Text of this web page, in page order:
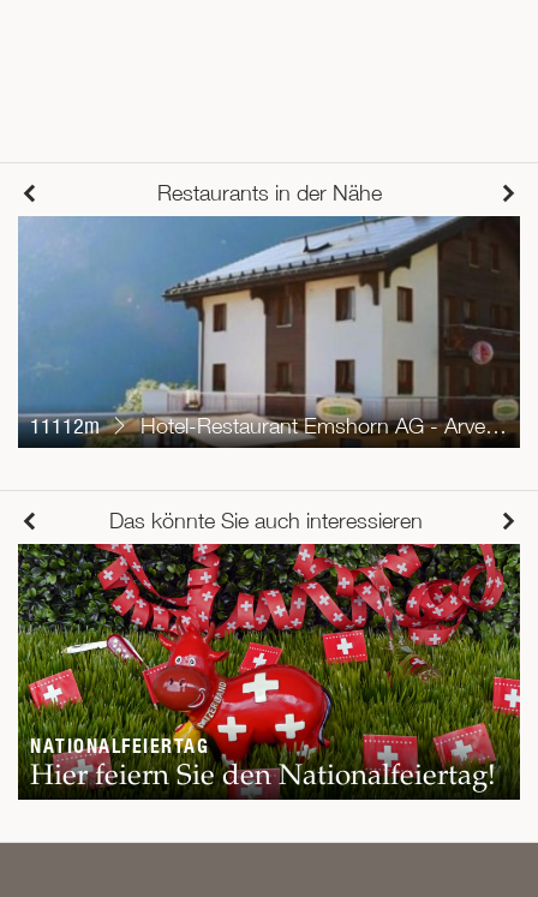
Restaurants in der Nähe
11112m Hotel-Restaurant Emshorn AG - Arvenküche
Das könnte Sie auch interessieren
NATIONALFEIERTAG
Hier feiern Sie den Nationalfeiertag!